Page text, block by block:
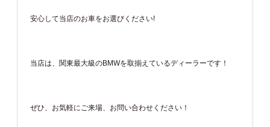
安心して当店のお車をお選びください!
当店は、関東最大級のBMWを取揃えているディーラーです！
ぜひ、お気軽にご来場、お問い合わせください！